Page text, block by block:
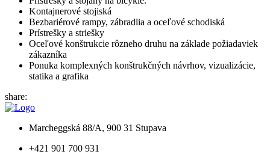
Kontajnerové stojiská
Bezbariérové rampy, zábradlia a oceľové schodiská
Prístrešky a striešky
Oceľové konštrukcie rôzneho druhu na základe požiadaviek
zákazníka
Ponuka komplexných konštrukčných návrhov, vizualizácie,
statika a grafika
share:
Marcheggská 88/A, 900 31 Stupava
+421 901 700 931